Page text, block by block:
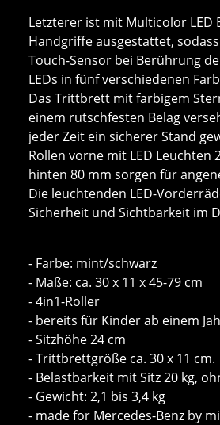
Letzterer ist mit Multicolor LED
Handgriffe ausgestattet,
Touch-Sensor bei Berührung
LEDs in fünf verschiedenen
Das Trittbrett mit farbigem
einem rutschfesten Belag
jeder Zeit ein sicherer Stand
Rollen vorne mit LED Leuchten
hinten 80 mm sorgen für
Die leuchtenden LED-
Sicherheit und Sichtbarkeit im
- Farbe: mint/schwarz
- Maße: ca. 30 x 11 x 45-79 cm
- 4in1-Roller
- bereits für Kinder ab einem
- Sitzhöhe 24 cm
- Trittbrettgröße ca. 30 x 11 cm.
- Belastbarkeit mit Sitz 20 kg,
- Gewicht: 2,1 bis 3,4 kg
- made for Mercedes-Benz by